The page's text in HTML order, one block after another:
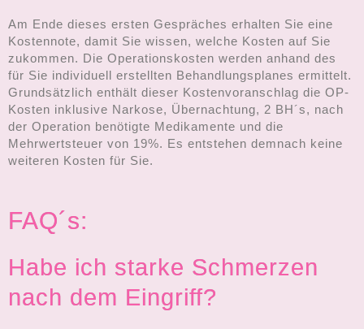
Am Ende dieses ersten Gespräches erhalten Sie eine
Kostennote, damit Sie wissen, welche Kosten auf Sie
zukommen. Die Operationskosten werden anhand des
für Sie individuell erstellten Behandlungsplanes ermittelt.
Grundsätzlich enthält dieser Kostenvoranschlag die OP-
Kosten inklusive Narkose, Übernachtung, 2 BH´s, nach
der Operation benötigte Medikamente und die
Mehrwertsteuer von 19%. Es entstehen demnach keine
weiteren Kosten für Sie.
FAQ´s:
Habe ich starke Schmerzen
nach dem Eingriff?